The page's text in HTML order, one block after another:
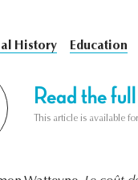
History Education
Read the
This article is available